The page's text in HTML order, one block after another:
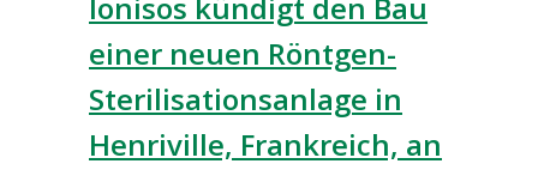
einer neuen Röntgen-
Sterilisationsanlage in
Henriville, Frankreich, an